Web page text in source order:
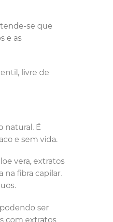
se que
e as
livre de
natural. É
e sem vida.
vera, extratos
fibra capilar.
ser
com extratos